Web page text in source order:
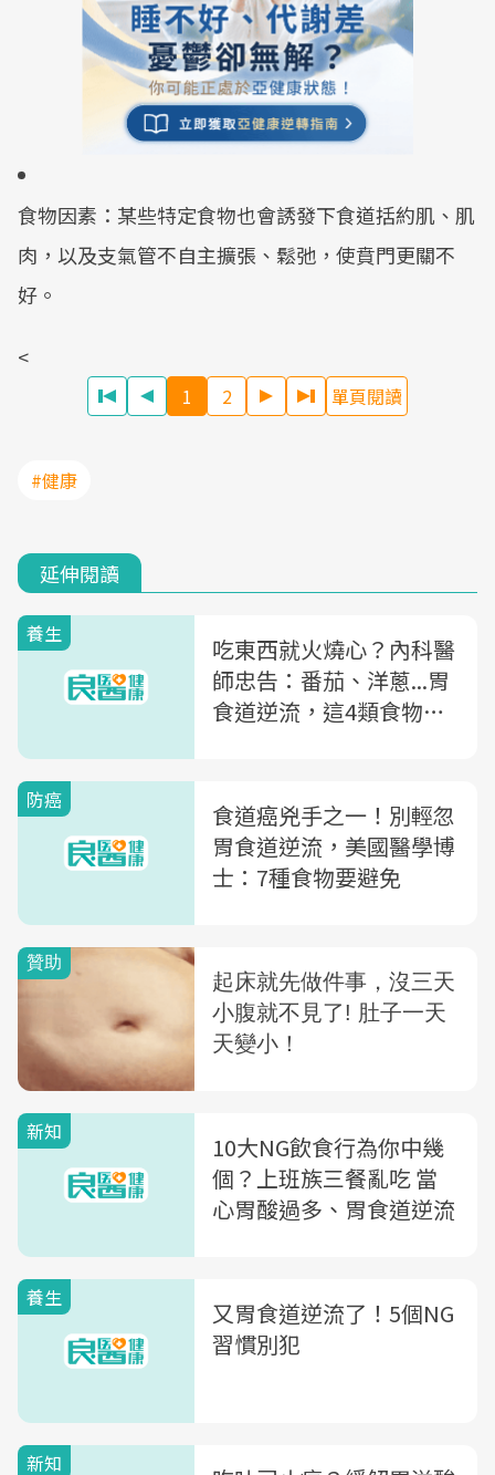
食物因素：某些特定食物也會誘發下食道括約肌、肌
肉，以及支氣管不自主擴張、鬆弛，使賁門更關不
好。
<
1 2 單頁閱讀
#健康
延伸閱讀
養生
吃東西就火燒心？內科醫
師忠告：番茄、洋蔥...胃
食道逆流，這4類食物不
防癌
食道癌兇手之一！別輕忽
胃食道逆流，美國醫學博
士：7種食物要避免
新知
10大NG飲食行為你中幾
個？上班族三餐亂吃 當
心胃酸過多、胃食道逆流
養生
又胃食道逆流了！5個NG
習慣別犯
新知